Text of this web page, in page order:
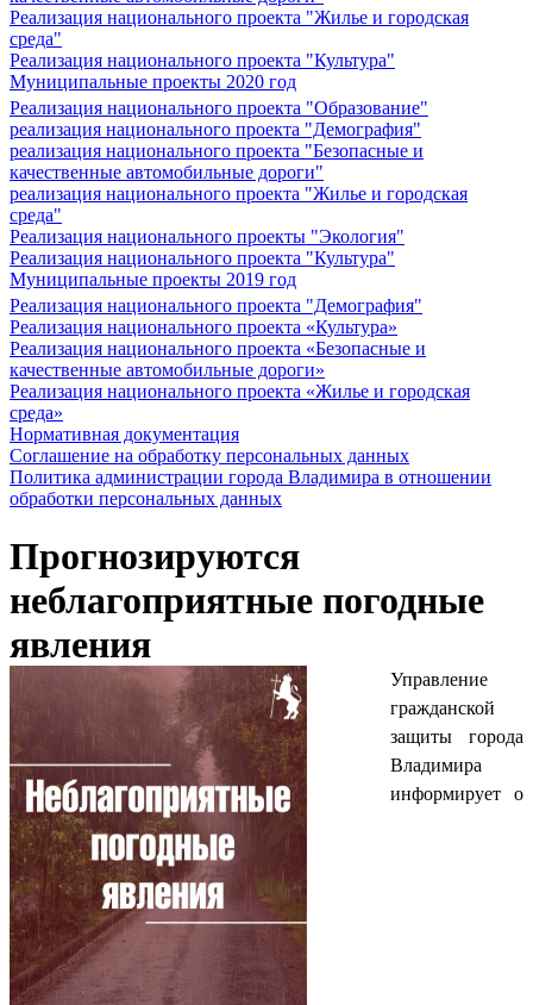
Реализация национального проекта "Жилье и городская
среда"
Реализация национального проекта "Культура"
Муниципальные проекты 2020 год
Реализация национального проекта "Образование"
реализация национального проекта "Демография"
реализация национального проекта "Безопасные и
качественные автомобильные дороги"
реализация национального проекта "Жилье и городская
среда"
Реализация национального проекты "Экология"
Реализация национального проекта "Культура"
Муниципальные проекты 2019 год
Реализация национального проекта "Демография"
Реализация национального проекта «Культура»
Реализация национального проекта «Безопасные и
качественные автомобильные дороги»
Реализация национального проекта «Жилье и городская
среда»
Нормативная документация
Соглашение на обработку персональных данных
Политика администрации города Владимира в отношении
обработки персональных данных
Прогнозируются
неблагоприятные погодные
явления
Управление
гражданской
защиты города
Владимира
информирует о